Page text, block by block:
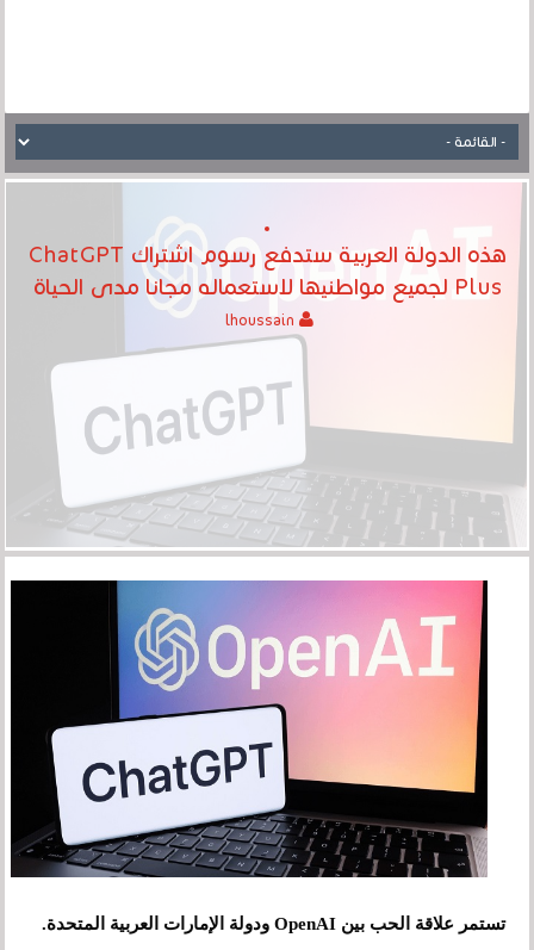
هذه الدولة العربية ستدفع رسوم اشتراك ChatGPT
Plus لجميع مواطنيها لاستعماله مجانا مدى الحياة
تستمر علاقة الحب بين OpenAI ودولة الإمارات العربية المتحدة.